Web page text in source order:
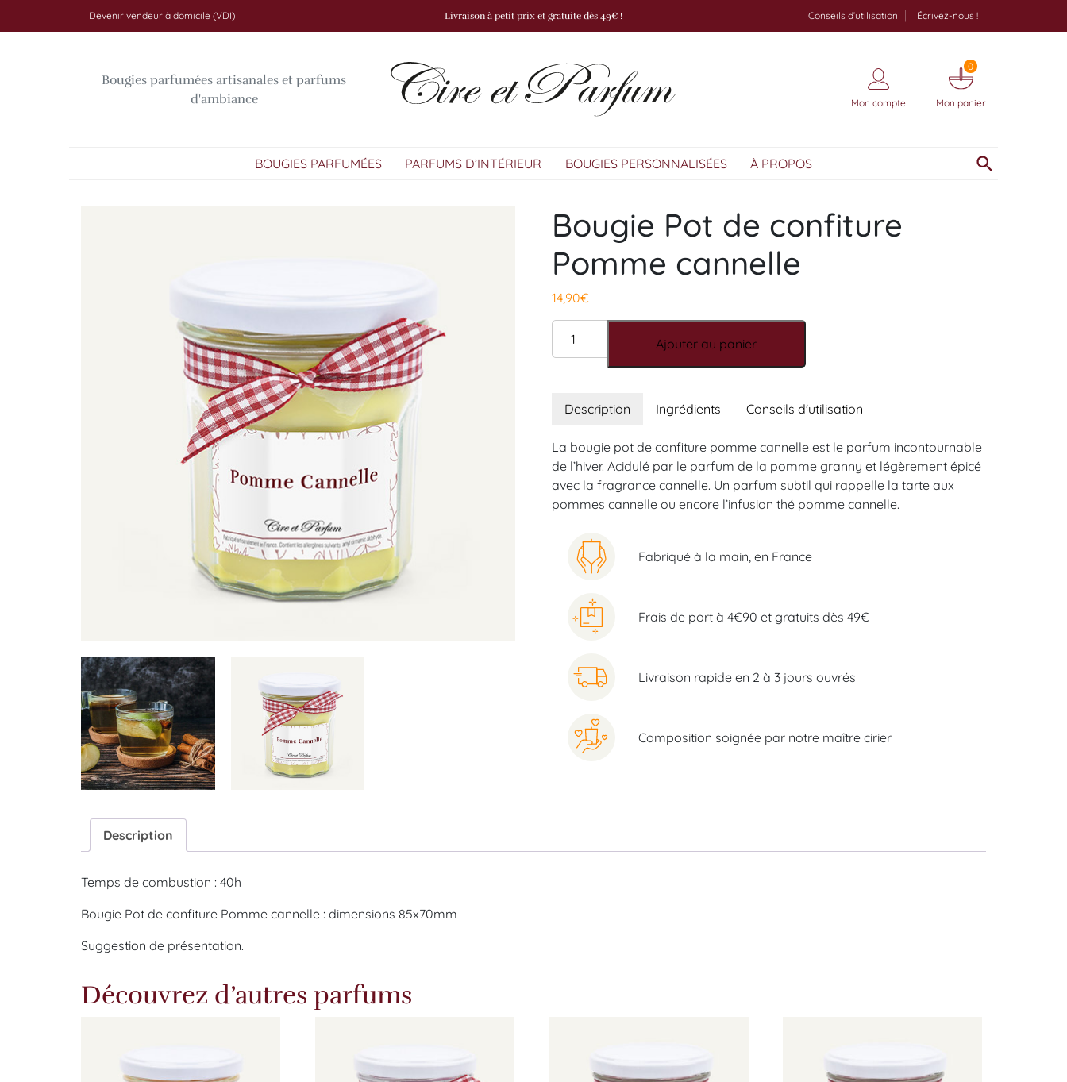
Devenir vendeur à domicile (VDI) Livraison à petit prix et gratuite dès 49€ ! Conseils d’utilisation Écrivez-nous !
Bougies parfumées artisanales et parfums
d'ambiance
Mon compte
0
Mon panier
BOUGIES PARFUMÉES PARFUMS D’INTÉRIEUR BOUGIES PERSONNALISÉES À PROPOS
Bougie Pot de confiture
Pomme cannelle
14,90€
Ajouter au panier
Description Ingrédients Conseils d'utilisation
La bougie pot de confiture pomme cannelle est le parfum incontournable
de l’hiver. Acidulé par le parfum de la pomme granny et légèrement épicé
avec la fragrance cannelle. Un parfum subtil qui rappelle la tarte aux
pommes cannelle ou encore l’infusion thé pomme cannelle.
Fabriqué à la main, en France
Frais de port à 4€90 et gratuits dès 49€
Livraison rapide en 2 à 3 jours ouvrés
Composition soignée par notre maître cirier
Description
Temps de combustion : 40h
Bougie Pot de confiture Pomme cannelle : dimensions 85x70mm
Suggestion de présentation.
Découvrez d’autres parfums